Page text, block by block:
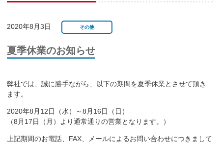
2020年8月3日 その他
夏季休業のお知らせ
弊社では、誠に勝手ながら、以下の期間を夏季休業とさせて頂き
ます。
2020年8月12日（水）～8月16日（日）
（8月17日（月）より通常通りの営業となります。）
上記期間のお電話、FAX、メールによるお問い合わせにつきまして